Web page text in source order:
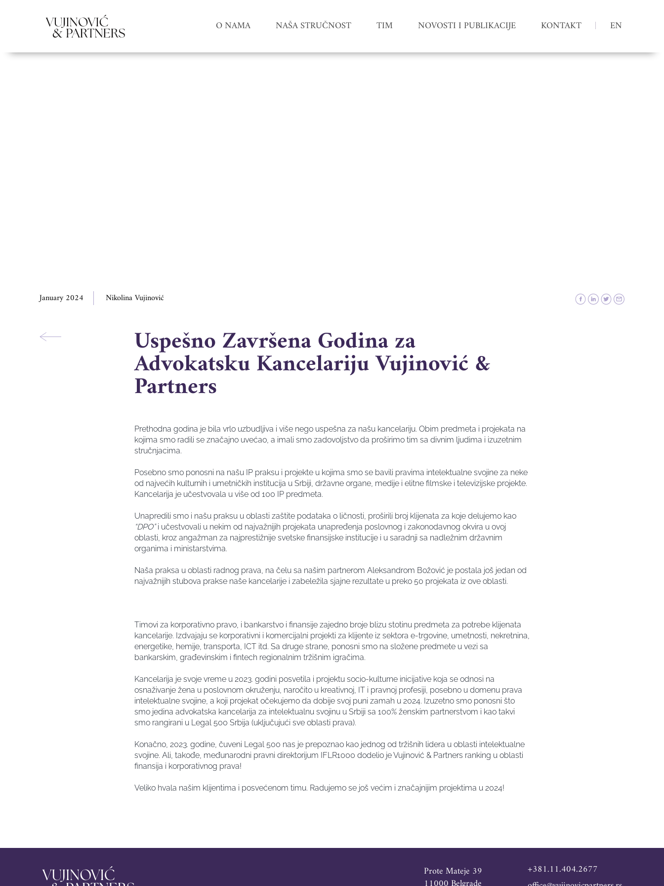
O NAMA NAŠA STRUČNOST TIM NOVOSTI I PUBLIKACIJE KONTAKT EN
January 2024 Nikolina Vujinović
Uspešno Završena Godina za
Advokatsku Kancelariju Vujinović &
Partners
Prethodna godina je bila vrlo uzbudljiva i više nego uspešna za našu kancelariju. Obim predmeta i projekata na
kojima smo radili se značajno uvećao, a imali smo zadovoljstvo da proširimo tim sa divnim ljudima i izuzetnim
stručnjacima.
Posebno smo ponosni na našu IP praksu i projekte u kojima smo se bavili pravima intelektualne svojine za neke
od najvećih kulturnih i umetničkih institucija u Srbiji, državne organe, medije i elitne filmske i televizijske projekte.
Kancelarija je učestvovala u više od 100 IP predmeta.
Unapredili smo i našu praksu u oblasti zaštite podataka o ličnosti, proširili broj klijenata za koje delujemo kao
“DPO”i učestvovali u nekim od najvažnijih projekata unapređenja poslovnog i zakonodavnog okvira u ovoj
oblasti, kroz angažman za najprestižnije svetske finansijske institucije i u saradnji sa nadležnim državnim
organima i ministarstvima.
Naša praksa u oblasti radnog prava, na čelu sa našim partnerom Aleksandrom Božović je postala još jedan od
najvažnijih stubova prakse naše kancelarije i zabeležila sjajne rezultate u preko 50 projekata iz ove oblasti.
Timovi za korporativno pravo, i bankarstvo i finansije zajedno broje blizu stotinu predmeta za potrebe klijenata
kancelarije. Izdvajaju se korporativni i komercijalni projekti za klijente iz sektora e-trgovine, umetnosti, nekretnina,
energetike, hemije, transporta, ICT itd. Sa druge strane, ponosni smo na složene predmete u vezi sa
bankarskim, građevinskim i fintech regionalnim tržišnim igračima.
Kancelarija je svoje vreme u 2023. godini posvetila i projektu socio-kulturne inicijative koja se odnosi na
osnaživanje žena u poslovnom okruženju, naročito u kreativnoj, IT i pravnoj profesiji, posebno u domenu prava
intelektualne svojine, a koji projekat očekujemo da dobije svoj puni zamah u 2024. Izuzetno smo ponosni što
smo jedina advokatska kancelarija za intelektualnu svojinu u Srbiji sa 100% ženskim partnerstvom i kao takvi
smo rangirani u Legal 500 Srbija (uključujući sve oblasti prava).
Konačno, 2023. godine, čuveni Legal 500 nas je prepoznao kao jednog od tržišnih lidera u oblasti intelektualne
svojine. Ali, takođe, međunarodni pravni direktorijum IFLR1000 dodelio je Vujinović & Partners ranking u oblasti
finansija i korporativnog prava!
Veliko hvala našim klijentima i posvećenom timu. Radujemo se još većim i značajnijim projektima u 2024!
Prote Mateje 39
+381.11.404.2677